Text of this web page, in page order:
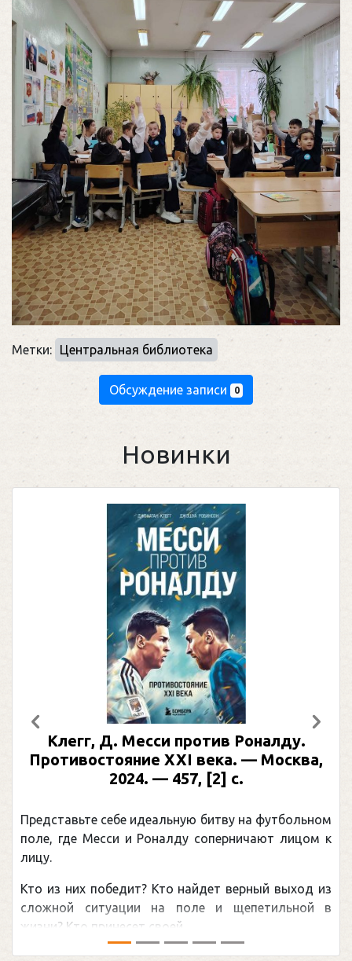
Метки: Центральная библиотека
Обсуждение записи 0
Новинки
Д. Месси против Роналду.
XXI века. — Москва,
2024. — 457, [2] с.
себе идеальную битву на футбольном
где Месси и Роналду соперничают лицом к
них победит? Кто найдет верный выход из
ситуации на поле и щепетильной в
Кто принесет своей ...
Предыдущий